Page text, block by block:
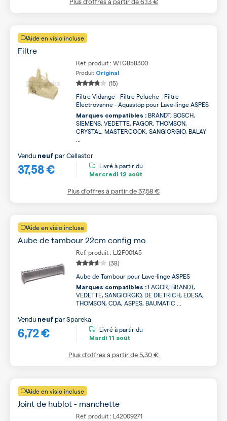
Aide en visio incluse
Filtre
Ref. produit : WTG858300
Produit Original
(15)
Filtre Vidange - Filtre Peluche - Filtre
Electrovanne - Aquastop pour Lave-linge ASPES
Marques compatibles : BRANDT, BOSCH,
SIEMENS, VEDETTE, FAGOR, THOMSON,
CRYSTAL, MASTERCOOK, SANGIORGIO, BALAY
37,58 €
Vendu neuf parCellastor
Livré à partir du
Mercredi 12 août
Plus d’offres à partir de37,58 €
Aide en visio incluse
Aube de tambour 22cm config mo
Ref. produit : LJ2F001A5
(38)
Aube de Tambour pour Lave-linge ASPES
Marques compatibles : FAGOR, BRANDT,
VEDETTE, SANGIORGIO, DE DIETRICH, EDESA,
THOMSON, CDA, ASPES, BAUMATIC ...
6,72 €
Vendu neuf parSpareka
Livré à partir du
Mardi 11 août
Plus d’offres à partir de5,30 €
Aide en visio incluse
Joint de hublot - manchette
Ref. produit : L42009271